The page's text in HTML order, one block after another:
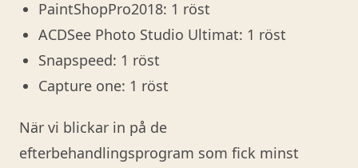
PaintShopPro2018: 1 röst
ACDSee Photo Studio Ultimat: 1 röst
Snapspeed: 1 röst
Capture one: 1 röst
När vi blickar in på de
efterbehandlingsprogram som fick minst